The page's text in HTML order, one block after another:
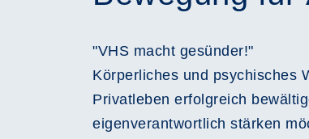
"VHS macht gesünder!"
Körperliches und psychisches
Privatleben erfolgreich
eigenverantwortlich stärken